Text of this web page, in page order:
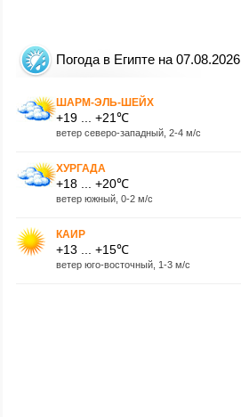
Погода в Египте на 07.08.2026
ШАРМ-ЭЛЬ-ШЕЙХ
+19 ... +21℃
ветер северо-западный, 2-4 м/с
ХУРГАДА
+18 ... +20℃
ветер южный, 0-2 м/с
КАИР
+13 ... +15℃
ветер юго-восточный, 1-3 м/с